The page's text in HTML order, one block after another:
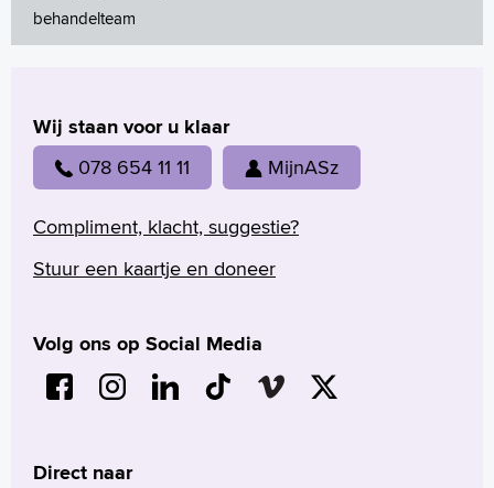
behandelteam
Wij staan voor u klaar
078 654 11 11 MijnASz
Compliment, klacht, suggestie?
Stuur een kaartje en doneer
Volg ons op Social Media
Direct naar